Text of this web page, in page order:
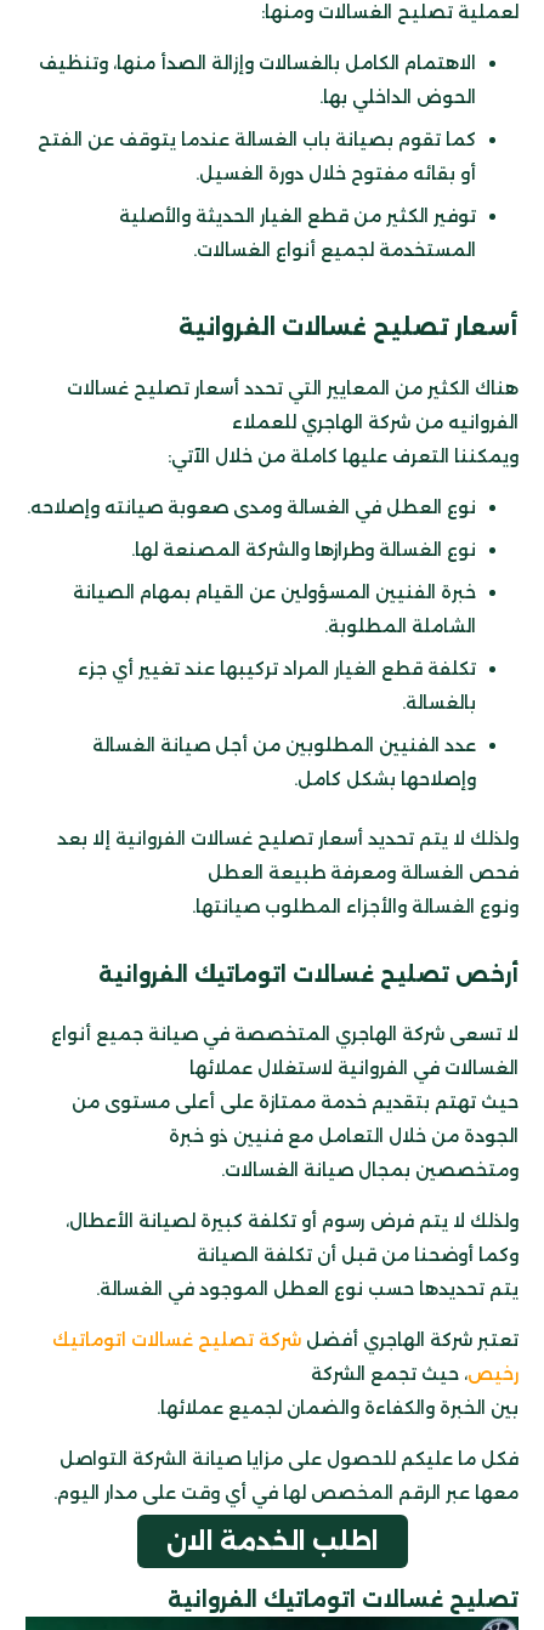
لعملية تصليح الغسالات ومنها:
الاهتمام الكامل بالغسالات وإزالة الصدأ منها، وتنظيف
الحوض الداخلي بها.
كما تقوم بصيانة باب الغسالة عندما يتوقف عن الفتح
أو بقائه مفتوح خلال دورة الغسيل.
توفير الكثير من قطع الغيار الحديثة والأصلية
المستخدمة لجميع أنواع الغسالات.
أسعار تصليح غسالات الفروانية
هناك الكثير من المعايير التي تحدد أسعار تصليح غسالات
الفروانيه من شركة الهاجري للعملاء
ويمكننا التعرف عليها كاملة من خلال الآتي:
نوع العطل في الغسالة ومدى صعوبة صيانته وإصلاحه.
نوع الغسالة وطرازها والشركة المصنعة لها.
خبرة الفنيين المسؤولين عن القيام بمهام الصيانة
الشاملة المطلوبة.
تكلفة قطع الغيار المراد تركيبها عند تغيير أي جزء
بالغسالة.
عدد الفنيين المطلوبين من أجل صيانة الغسالة
وإصلاحها بشكل كامل.
ولذلك لا يتم تحديد أسعار تصليح غسالات الفروانية إلا بعد
فحص الغسالة ومعرفة طبيعة العطل
ونوع الغسالة والأجزاء المطلوب صيانتها.
أرخص تصليح غسالات اتوماتيك الفروانية
لا تسعى شركة الهاجري المتخصصة في صيانة جميع أنواع
الغسالات في الفروانية لاستغلال عملائها
حيث تهتم بتقديم خدمة ممتازة على أعلى مستوى من
الجودة من خلال التعامل مع فنيين ذو خبرة
ومتخصصين بمجال صيانة الغسالات.
ولذلك لا يتم فرض رسوم أو تكلفة كبيرة لصيانة الأعطال،
وكما أوضحنا من قبل أن تكلفة الصيانة
يتم تحديدها حسب نوع العطل الموجود في الغسالة.
تعتبر شركة الهاجري أفضل شركة تصليح غسالات اتوماتيك
رخيص، حيث تجمع الشركة
بين الخبرة والكفاءة والضمان لجميع عملائها.
فكل ما عليكم للحصول على مزايا صيانة الشركة التواصل
معها عبر الرقم المخصص لها في أي وقت على مدار اليوم.
اطلب الخدمة الان
تصليح غسالات اتوماتيك الفروانية